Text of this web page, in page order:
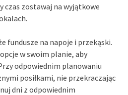
czas zostawaj na wyjątkowe
fundusze na napoje i przekąski.
w swoim planie, aby
odpowiednim planowaniu
posiłkami, nie przekraczając
dni z odpowiednim